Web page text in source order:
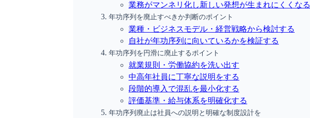
業務がマンネリ化し新しい発想が生まれにくくなる
年功序列を廃止すべきか判断のポイント
業種・ビジネスモデル・経営戦略から検討する
自社が年功序列に向いているかを検証する
年功序列を円滑に廃止するポイント
就業規則・労働協約を洗い出す
中高年社員に丁寧な説明をする
段階的導入で混乱を最小化する
評価基準・給与体系を明確化する
年功序列廃止は社員への説明と明確な制度設計を